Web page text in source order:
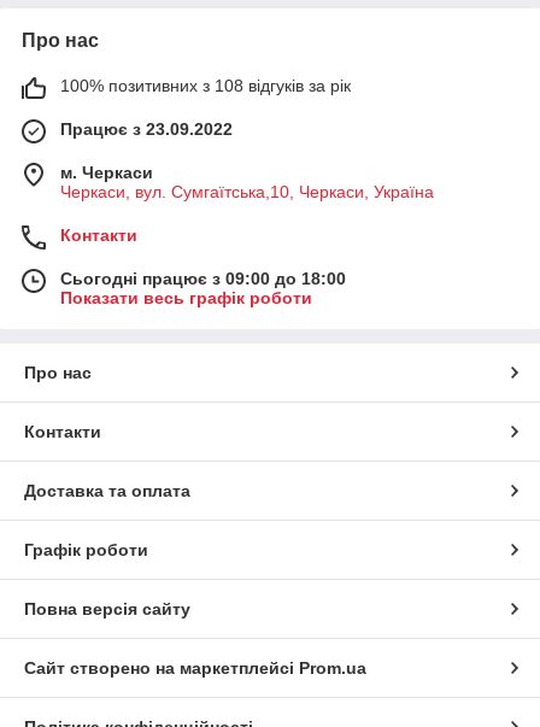
Про нас
100% позитивних з 108 відгуків за рік
Працює з 23.09.2022
м. Черкаси
Черкаси, вул. Сумгаїтська,10, Черкаси, Україна
Контакти
Сьогодні працює з 09:00 до 18:00
Показати весь графік роботи
Про нас
Контакти
Доставка та оплата
Графік роботи
Повна версія сайту
Сайт створено на маркетплейсі Prom.ua